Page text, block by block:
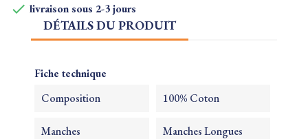
 livraison sous 2-3 jours
DÉTAILS DU PRODUIT
Fiche technique
Composition 100% Coton
Manches Manches Longues